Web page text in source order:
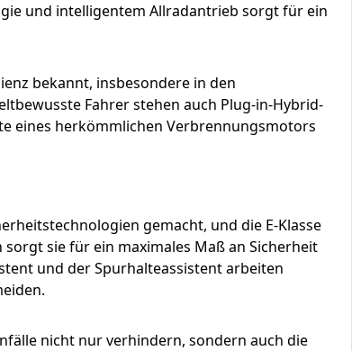
und intelligentem Allradantrieb sorgt für ein
bekannt, insbesondere in den
Fahrer stehen auch Plug-in-Hybrid-
eines herkömmlichen Verbrennungsmotors
gemacht, und die E-Klasse
sie für ein maximales Maß an Sicherheit
und der Spurhalteassistent arbeiten
nicht nur verhindern, sondern auch die